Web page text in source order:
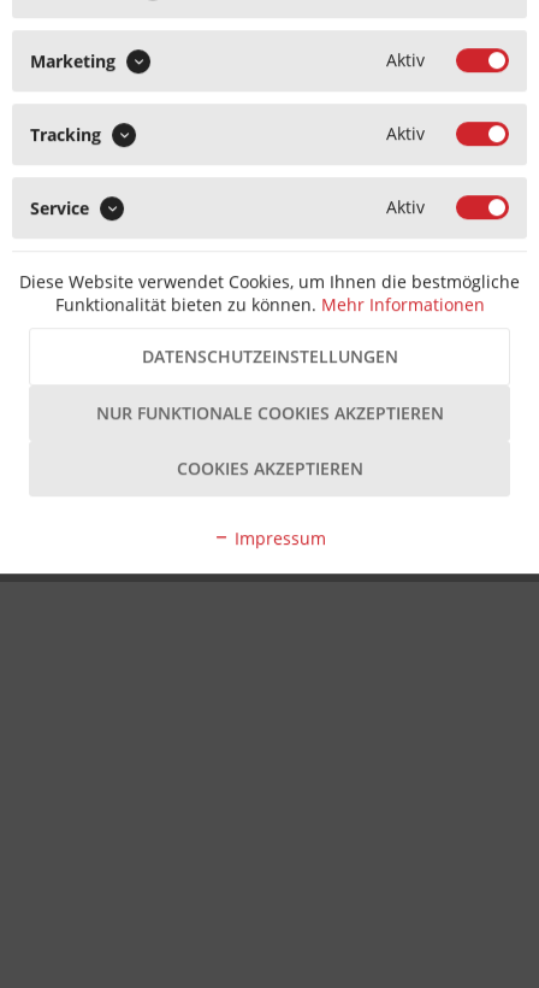
Marketing Aktiv
Tracking Aktiv
Service Aktiv
Diese Website verwendet Cookies, um Ihnen die bestmögliche
Funktionalität bieten zu können. Mehr Informationen
DATENSCHUTZEINSTELLUNGEN
NUR FUNKTIONALE COOKIES AKZEPTIEREN
COOKIES AKZEPTIEREN
Impressum